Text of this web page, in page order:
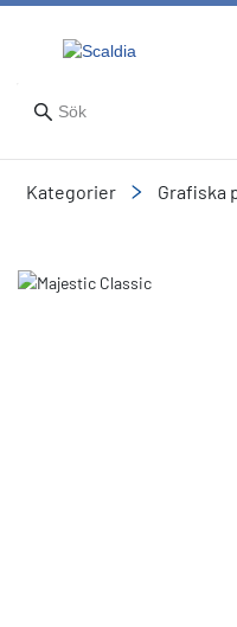
Kategorier Grafiska
Slide 1 of 6